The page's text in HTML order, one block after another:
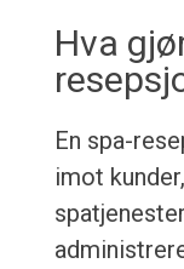
Hva
En spa-
imot